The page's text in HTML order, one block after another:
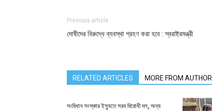
Previous article
দোষীদের বিরুদ্ধে ব্যবস্থা গ্রহণ করা হবে : স্বরাষ্ট্রমন্ত্রী
RELATED ARTICLES MORE FROM AUTHOR
সংবিধান সংস্কার ইস্যুতে সরব বিরোধী দল, অন্য